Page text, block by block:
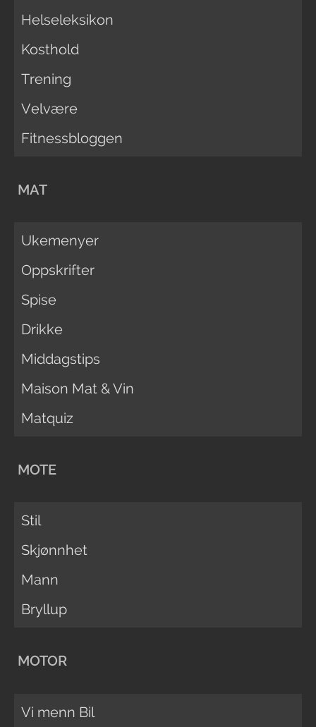
Helseleksikon
Kosthold
Trening
Velvære
Fitnessbloggen
MAT
Ukemenyer
Oppskrifter
Spise
Drikke
Middagstips
Maison Mat & Vin
Matquiz
MOTE
Stil
Skjønnhet
Mann
Bryllup
MOTOR
Vi menn Bil